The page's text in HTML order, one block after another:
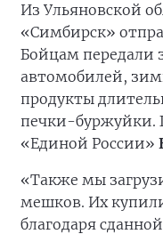
Из Ульяновской
«Симбирск»
Бойцам передали
автомобилей,
продукты
печки-буржуйки.
«Единой России»
«Также мы
мешков. Их
благодаря